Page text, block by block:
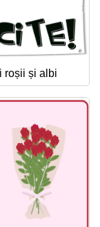
roșii și albi